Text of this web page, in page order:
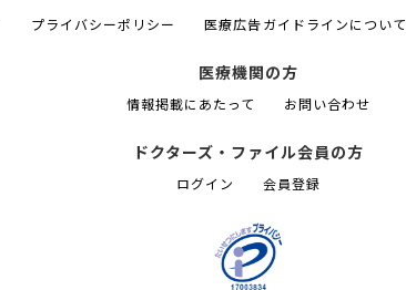
プライバシーポリシー 医療広告ガイドラインについて
医療機関の方
情報掲載にあたって お問い合わせ
ドクターズ・ファイル会員の方
ログイン 会員登録